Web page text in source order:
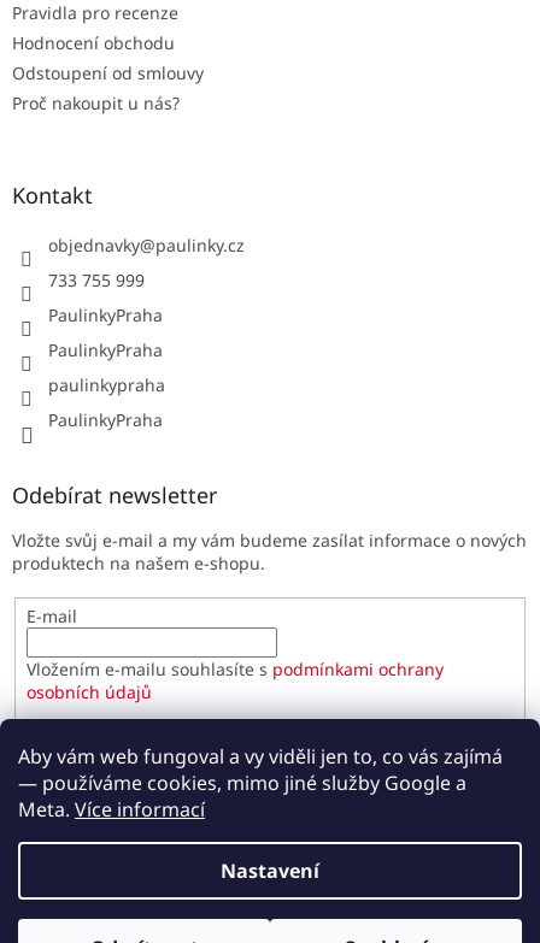
Aby vám web fungoval a vy viděli jen to, co vás zajímá
— používáme cookies, mimo jiné služby Google a
Meta. Více informací
Nastavení
Pravidla pro recenze
Hodnocení obchodu
Odstoupení od smlouvy
Proč nakoupit u nás?
Kontakt
objednavky@paulinky.cz
733 755 999
PaulinkyPraha
PaulinkyPraha
paulinkypraha
PaulinkyPraha
Odebírat newsletter
Vložte svůj e-mail a my vám budeme zasílat informace o nových
produktech na našem e-shopu.
E-mail
Vložením e-mailu souhlasíte s podmínkami ochrany
osobních údajů
PŘIHLÁSIT SE
Paulínky.cz. Všechna práva vyhrazena.